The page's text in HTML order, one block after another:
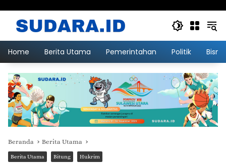
Home Berita Utama Pemerintahan Politik
Beranda Berita Utama
Berita Utama Bitung Hukrim